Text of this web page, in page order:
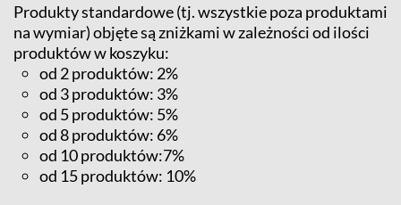
Produkty standardowe (tj. wszystkie poza produktami
na wymiar) objęte są zniżkami w zależności od ilości
produktów w koszyku:
od 2 produktów: 2%
od 3 produktów: 3%
od 5 produktów: 5%
od 8 produktów: 6%
od 10 produktów:7%
od 15 produktów: 10%